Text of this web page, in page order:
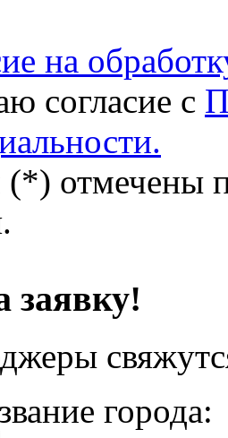
на
согласие с
(*) отмечены
заявку!
города: